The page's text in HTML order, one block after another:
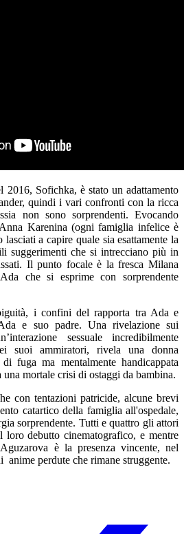
Sofichka, è stato un adattamento
quindi i vari confronti con la ricca
non sono sorprendenti. Evocando
Karenina (ogni famiglia infelice è
a capire quale sia esattamente la
suggerimenti che si intrecciano più in
Il punto focale è la fresca Milana
che si esprime con sorprendente
i confini del rapporta tra Ada e
e suo padre. Una rivelazione sui
sessuale incredibilmente
suoi ammiratori, rivela una donna
di fuga ma mentalmente handicappata
una mortale crisi di ostaggi da bambina.
con tentazioni patricide, alcune brevi
catartico della famiglia all'ospedale,
sorprendente. Tutti e quattro gli attori
debutto cinematografico, e mentre
è la presenza vincente, nel
anime perdute che rimane struggente.